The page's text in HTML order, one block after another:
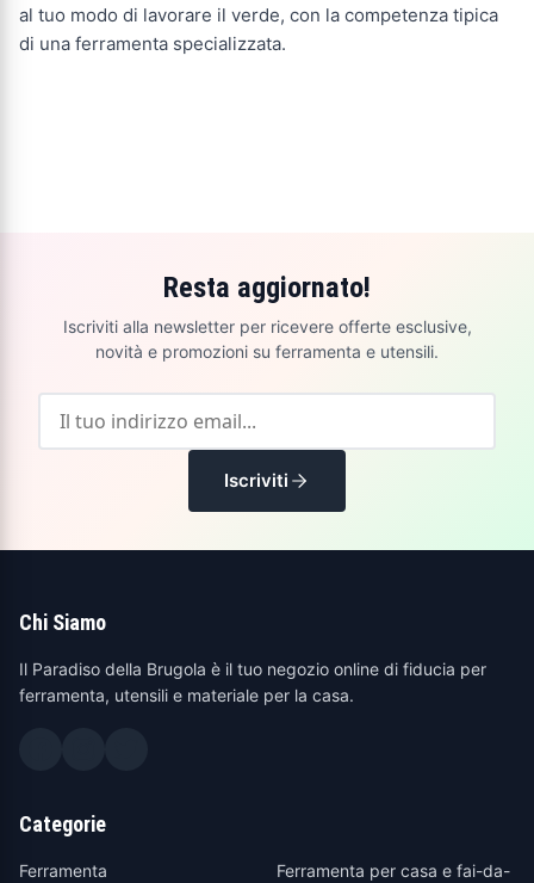
al tuo modo di lavorare il verde, con la competenza tipica
di una ferramenta specializzata.
Resta aggiornato!
Iscriviti alla newsletter per ricevere offerte esclusive,
novità e promozioni su ferramenta e utensili.
Iscriviti
Chi Siamo
Il Paradiso della Brugola è il tuo negozio online di fiducia per
ferramenta, utensili e materiale per la casa.
Categorie
Ferramenta
Ferramenta per casa e fai-da-